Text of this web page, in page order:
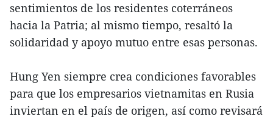
sentimientos de los residentes coterráneos
hacia la Patria; al mismo tiempo, resaltó la
solidaridad y apoyo mutuo entre esas personas.
Hung Yen siempre crea condiciones favorables
para que los empresarios vietnamitas en Rusia
inviertan en el país de origen, así como revisará